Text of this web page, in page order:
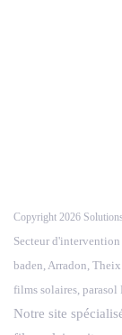
Copyright 2026
Secteur
baden, Arradon,
films solaires, parasol
Notre site